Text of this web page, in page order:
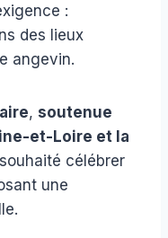
:
des lieux
angevin.
, soutenue
et-Loire et la
célébrer
une